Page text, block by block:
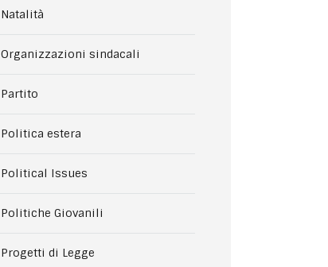
Natalità
Organizzazioni sindacali
Partito
Politica estera
Political Issues
Politiche Giovanili
Progetti di Legge